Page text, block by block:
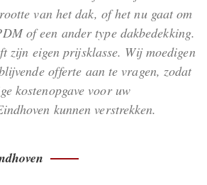
van het dak, of het nu gaat om
of een ander type dakbedekking.
zijn eigen prijsklasse. Wij moedigen
offerte aan te vragen, zodat
kostenopgave voor uw
kunnen verstrekken.